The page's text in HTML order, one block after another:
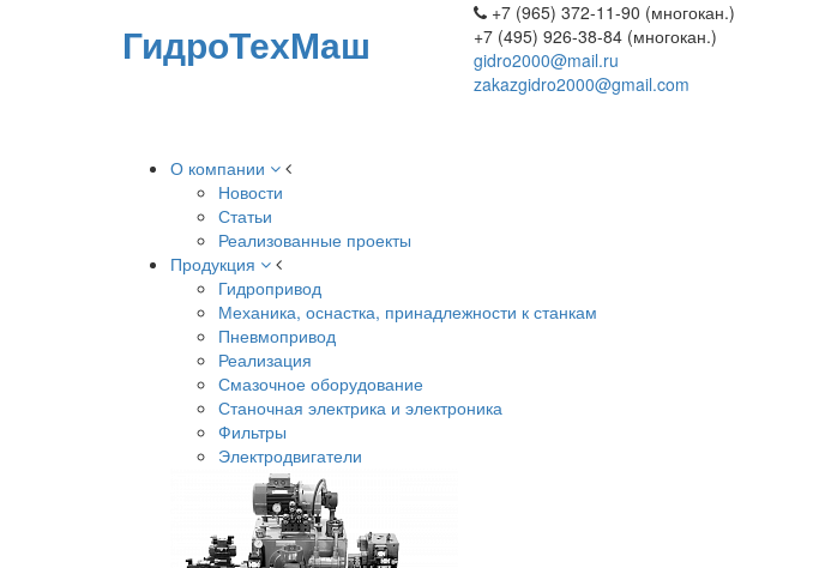
ГидроТехМаш
+7 (965) 372-11-90 (многокан.)
+7 (495) 926-38-84 (многокан.)
gidro2000@mail.ru
zakazgidro2000@gmail.com
О компании
Новости
Статьи
Реализованные проекты
Продукция
Гидропривод
Механика, оснастка, принадлежности к станкам
Пневмопривод
Реализация
Смазочное оборудование
Станочная электрика и электроника
Фильтры
Электродвигатели